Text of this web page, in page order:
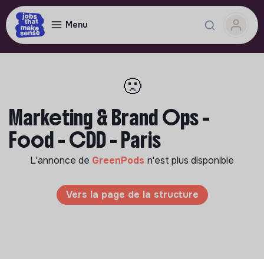
Menu
🙁
Marketing & Brand Ops -
Food - CDD - Paris
L'annonce de GreenPods n'est plus disponible
Vers la page de la structure